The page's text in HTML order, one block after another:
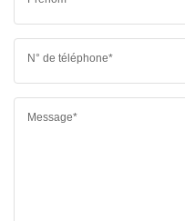
N° de téléphone*
Message*